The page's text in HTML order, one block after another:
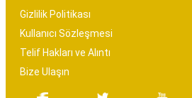
Gizlilik Politikası
Kullanıcı Sözleşmesi
Telif Hakları ve Alıntı
Bize Ulaşın